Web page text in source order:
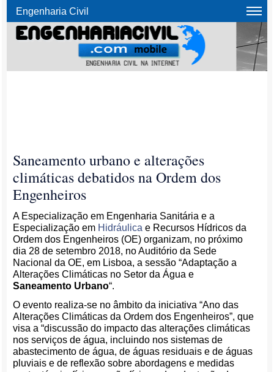
Engenharia Civil
Saneamento urbano e alterações
climáticas debatidos na Ordem dos
Engenheiros
A Especialização em Engenharia Sanitária e a
Especialização em Hidráulica e Recursos Hídricos da
Ordem dos Engenheiros (OE) organizam, no próximo
dia 28 de setembro 2018, no Auditório da Sede
Nacional da OE, em Lisboa, a sessão “Adaptação a
Alterações Climáticas no Setor da Água e
Saneamento Urbano“.
O evento realiza-se no âmbito da iniciativa “Ano das
Alterações Climáticas da Ordem dos Engenheiros”, que
visa a “discussão do impacto das alterações climáticas
nos serviços de água, incluindo nos sistemas de
abastecimento de água, de águas residuais e de águas
pluviais e de reflexão sobre abordagens e medidas